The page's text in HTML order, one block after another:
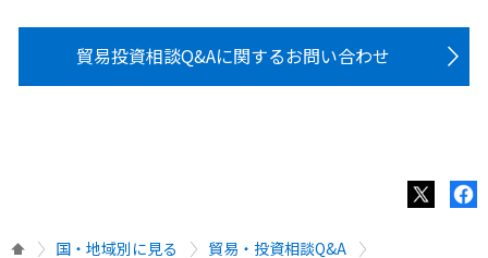
貿易投資相談Q&Aに関するお問い合わせ
国・地域別に見る 貿易・投資相談Q&A